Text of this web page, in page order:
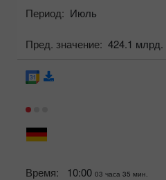
Период: Июль
Пред. значение: 424.1 млрд.
Время: 10:00 03 часа 35 мин.